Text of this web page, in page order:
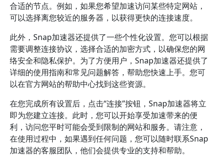
合适的节点。例如，如果您希望加速访问某些特定网站，
可以选择离您较近的服务器，以获得更快的连接速度。
此外，Snap加速器还提供了一些个性化设置。您可以根据
需要调整连接协议，选择合适的加密方式，以确保您的网
络安全和隐私保护。为了方便用户，Snap加速器还提供了
详细的使用指南和常见问题解答，帮助您快速上手。您可
以在官方网站的帮助中心找到这些资源。
在您完成所有设置后，点击“连接”按钮，Snap加速器将立
即为您建立连接。此时，您可以开始享受加速带来的便
利，访问您平时可能会受到限制的网站和服务。请注意，
在使用过程中，如果遇到任何问题，您可以随时联系Snap
加速器的客服团队，他们会提供专业的支持和帮助。